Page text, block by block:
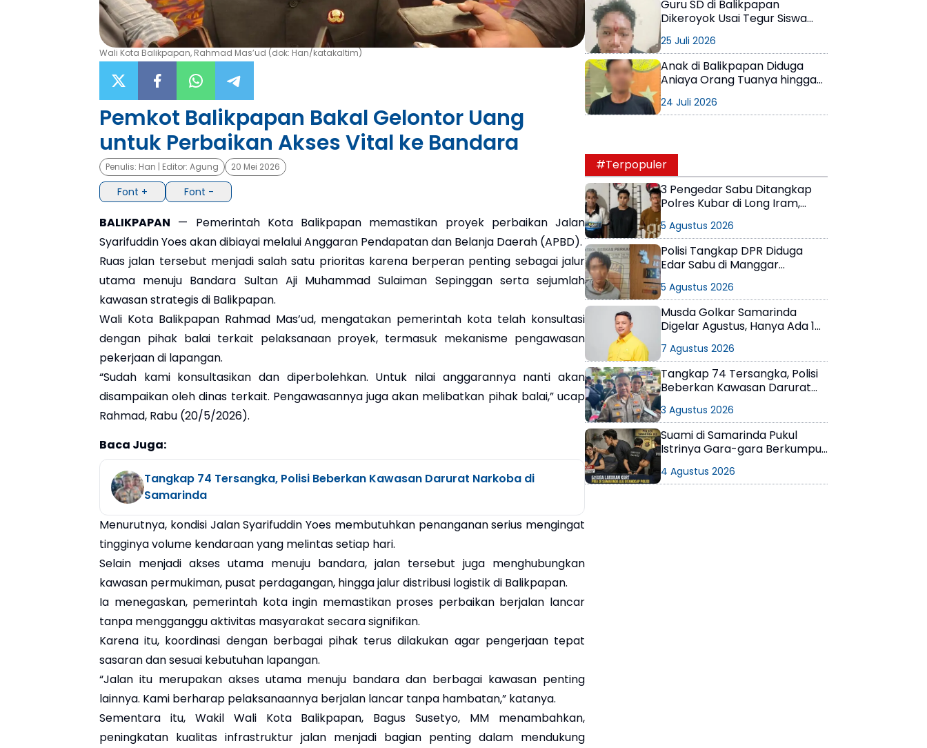
Wali Kota Balikpapan, Rahmad Mas’ud (dok: Han/katakaltim)
Pemkot Balikpapan Bakal Gelontor Uang
untuk Perbaikan Akses Vital ke Bandara
Penulis: Han | Editor: Agung 20 Mei 2026
Font + Font -
BALIKPAPAN — Pemerintah Kota Balikpapan memastikan proyek perbaikan Jalan
Syarifuddin Yoes akan dibiayai melalui Anggaran Pendapatan dan Belanja Daerah (APBD).
Ruas jalan tersebut menjadi salah satu prioritas karena berperan penting sebagai jalur
utama menuju Bandara Sultan Aji Muhammad Sulaiman Sepinggan serta sejumlah
kawasan strategis di Balikpapan.
Wali Kota Balikpapan Rahmad Mas’ud, mengatakan pemerintah kota telah konsultasi
dengan pihak balai terkait pelaksanaan proyek, termasuk mekanisme pengawasan
pekerjaan di lapangan.
“Sudah kami konsultasikan dan diperbolehkan. Untuk nilai anggarannya nanti akan
disampaikan oleh dinas terkait. Pengawasannya juga akan melibatkan pihak balai,” ucap
Rahmad, Rabu (20/5/2026).
Baca Juga:
Tangkap 74 Tersangka, Polisi Beberkan Kawasan Darurat Narkoba di
Samarinda
Menurutnya, kondisi Jalan Syarifuddin Yoes membutuhkan penanganan serius mengingat
tingginya volume kendaraan yang melintas setiap hari.
Selain menjadi akses utama menuju bandara, jalan tersebut juga menghubungkan
kawasan permukiman, pusat perdagangan, hingga jalur distribusi logistik di Balikpapan.
Ia menegaskan, pemerintah kota ingin memastikan proses perbaikan berjalan lancar
tanpa mengganggu aktivitas masyarakat secara signifikan.
Karena itu, koordinasi dengan berbagai pihak terus dilakukan agar pengerjaan tepat
sasaran dan sesuai kebutuhan lapangan.
“Jalan itu merupakan akses utama menuju bandara dan berbagai kawasan penting
lainnya. Kami berharap pelaksanaannya berjalan lancar tanpa hambatan,” katanya.
Sementara itu, Wakil Wali Kota Balikpapan, Bagus Susetyo, MM menambahkan,
peningkatan kualitas infrastruktur jalan menjadi bagian penting dalam mendukung
Guru SD di Balikpapan
Dikeroyok Usai Tegur Siswa
25 Juli 2026
Anak di Balikpapan Diduga
Aniaya Orang Tuanya hingga
24 Juli 2026
#Terpopuler
3 Pengedar Sabu Ditangkap
Polres Kubar di Long Iram,
5 Agustus 2026
Polisi Tangkap DPR Diduga
Edar Sabu di Manggar
5 Agustus 2026
Musda Golkar Samarinda
Digelar Agustus, Hanya Ada 1
7 Agustus 2026
Tangkap 74 Tersangka, Polisi
Beberkan Kawasan Darurat
3 Agustus 2026
Suami di Samarinda Pukul
Istrinya Gara-gara Berkumpul
4 Agustus 2026